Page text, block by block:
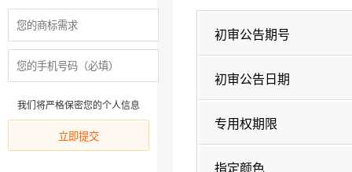
初审公告期号
初审公告日期
专用权期限
指定颜色
我们将严格保密您的个人信息